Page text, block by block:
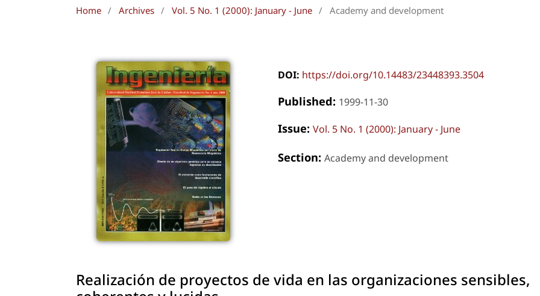
Home / Archives / Vol. 5 No. 1 (2000): January - June / Academy and development
DOI: https://doi.org/10.14483/23448393.3504
Published: 1999-11-30
Issue: Vol. 5 No. 1 (2000): January - June
Section: Academy and development
Realización de proyectos de vida en las organizaciones sensibles,